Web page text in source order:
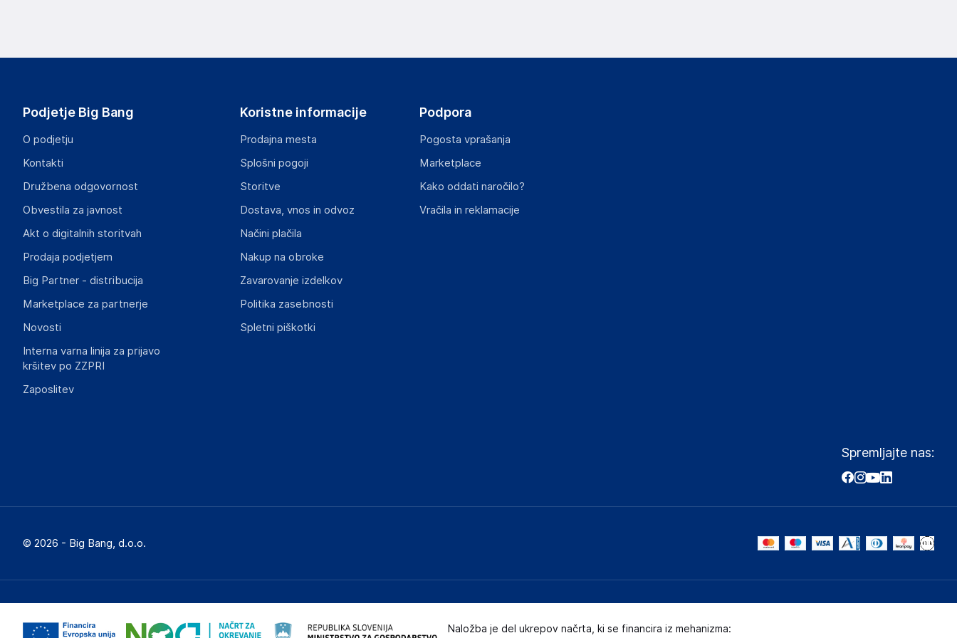
DRAGON ECOM INTERNATIONAL LIMITED
HK
angela88tw@163.com
Gospodarski subjekt s sedežem v EU, ki zagotavlja skladnost izdelka z zahtevanimi predpisi.
Lokegatan 5, 263 37 Höganäs
Sweden
Slike o varnosti izdelka
Slike o varnosti izdelka vsebujejo opozorila na embalaži izdelka in lahko vključujejo ključne varnostne
informacije, povezane z določenim izdelkom.
Podjetje Big Bang
O podjetju
Kontakti
Družbena odgovornost
Obvestila za javnost
Akt o digitalnih storitvah
Prodaja podjetjem
Big Partner - distribucija
Marketplace za partnerje
Novosti
Interna varna linija za prijavo
kršitev po ZZPRI
Zaposlitev
Koristne informacije
Prodajna mesta
Splošni pogoji
Storitve
Dostava, vnos in odvoz
Načini plačila
Nakup na obroke
Zavarovanje izdelkov
Politika zasebnosti
Spletni piškotki
Podpora
Pogosta vprašanja
Marketplace
Kako oddati naročilo?
Vračila in reklamacije
Spremljajte nas:
© 2026 - Big Bang, d.o.o.
Naložba je del ukrepov načrta, ki se financira iz mehanizma: